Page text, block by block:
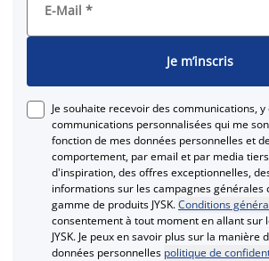
E-Mail *
Je m’inscris
Je souhaite recevoir des communications,
communications personnalisées qui me
fonction de mes données personnelles et
comportement, par email et par media
d'inspiration, des offres exceptionnelles,
informations sur les campagnes générales
gamme de produits JYSK.Conditions
consentement à tout moment en allant sur
JYSK. Je peux en savoir plus sur la manière
données personnelles politique de